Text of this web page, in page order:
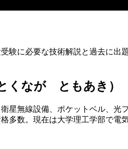
験に必要な技術解説と過去に出
くなが ともあき）
星無線設備、ポケットベル、
多数。現在は大学理工学部で電